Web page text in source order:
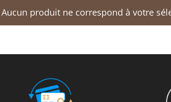
Aucun produit ne correspond à votre